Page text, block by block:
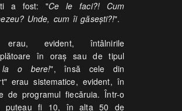
a fost: "Ce le faci?! Cum
Unde, cum îi găsești?!".
evident, întâlnirile
în oraș sau de tipul
o bere!", însă cele din
erau sistematice, evident, în
de programul fiecăruia. Într-o
puteau fi 10, în alta 50 de